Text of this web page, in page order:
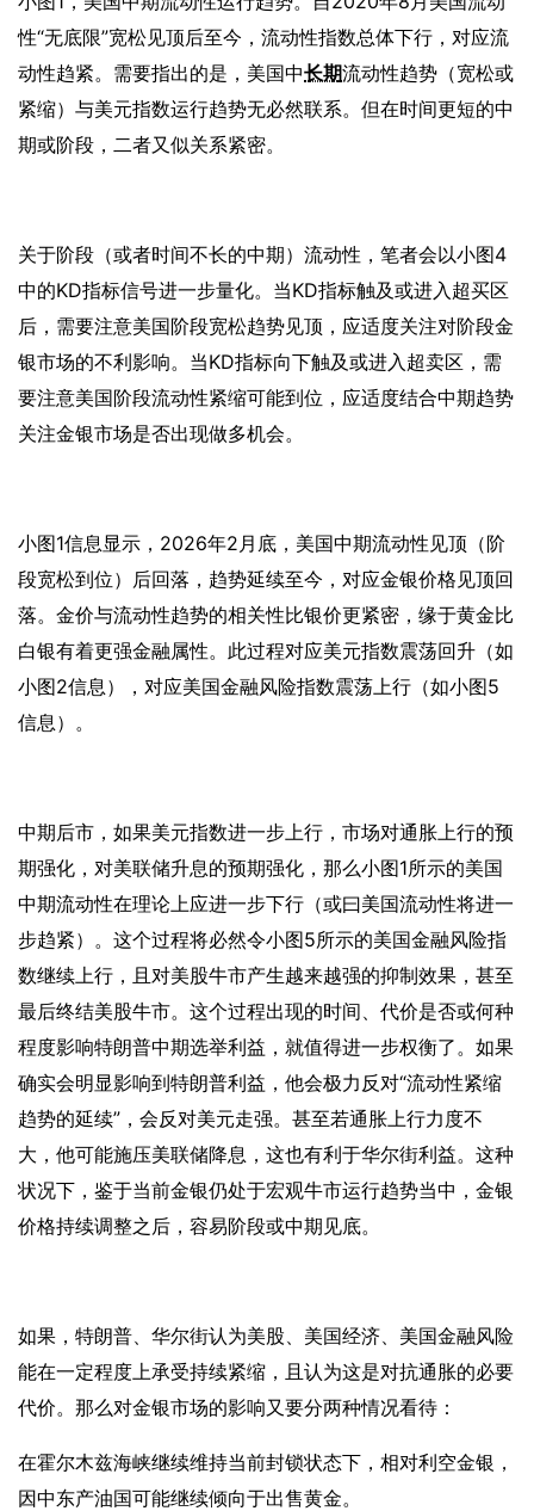
性“无底限”宽松见顶后至今，流动性指数总体下行，对应流
动性趋紧。需要指出的是，美国中长期流动性趋势（宽松或
紧缩）与美元指数运行趋势无必然联系。但在时间更短的中
期或阶段，二者又似关系紧密。
关于阶段（或者时间不长的中期）流动性，笔者会以小图4
中的KD指标信号进一步量化。当KD指标触及或进入超买区
后，需要注意美国阶段宽松趋势见顶，应适度关注对阶段金
银市场的不利影响。当KD指标向下触及或进入超卖区，需
要注意美国阶段流动性紧缩可能到位，应适度结合中期趋势
关注金银市场是否出现做多机会。
小图1信息显示，2026年2月底，美国中期流动性见顶（阶
段宽松到位）后回落，趋势延续至今，对应金银价格见顶回
落。金价与流动性趋势的相关性比银价更紧密，缘于黄金比
白银有着更强金融属性。此过程对应美元指数震荡回升（如
小图2信息），对应美国金融风险指数震荡上行（如小图5
信息）。
中期后市，如果美元指数进一步上行，市场对通胀上行的预
期强化，对美联储升息的预期强化，那么小图1所示的美国
中期流动性在理论上应进一步下行（或曰美国流动性将进一
步趋紧）。这个过程将必然令小图5所示的美国金融风险指
数继续上行，且对美股牛市产生越来越强的抑制效果，甚至
最后终结美股牛市。这个过程出现的时间、代价是否或何种
程度影响特朗普中期选举利益，就值得进一步权衡了。如果
确实会明显影响到特朗普利益，他会极力反对“流动性紧缩
趋势的延续”，会反对美元走强。甚至若通胀上行力度不
大，他可能施压美联储降息，这也有利于华尔街利益。这种
状况下，鉴于当前金银仍处于宏观牛市运行趋势当中，金银
价格持续调整之后，容易阶段或中期见底。
如果，特朗普、华尔街认为美股、美国经济、美国金融风险
能在一定程度上承受持续紧缩，且认为这是对抗通胀的必要
代价。那么对金银市场的影响又要分两种情况看待：
在霍尔木兹海峡继续维持当前封锁状态下，相对利空金银，
因中东产油国可能继续倾向于出售黄金。